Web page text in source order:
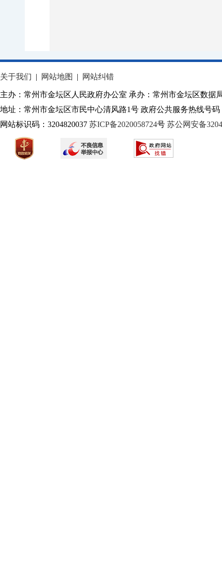
关于我们 | 网站地图 | 网站纠错
主办：常州市金坛区人民政府办公室 承办：常州市金坛区数据
地址：常州市金坛区市民中心清风路1号 政府公共服务热线号码
网站标识码：3204820037 苏ICP备2020058724号 苏公网安备